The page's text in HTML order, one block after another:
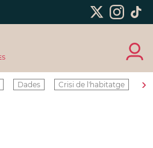
Dades Crisi de l'habitatge ›